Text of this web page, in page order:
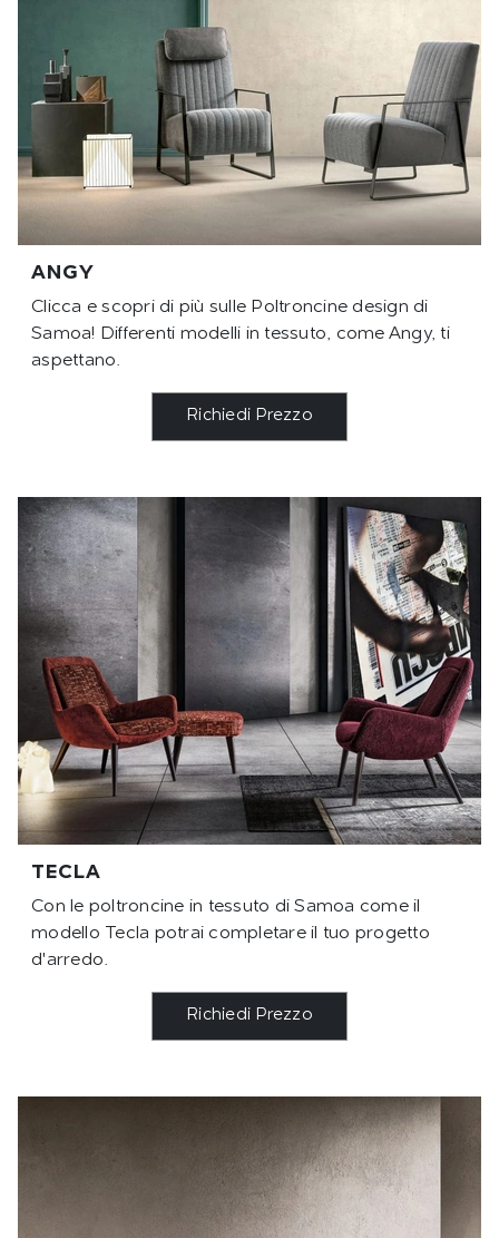
ANGY
Clicca e scopri di più sulle Poltroncine design di
Samoa! Differenti modelli in tessuto, come Angy, ti
aspettano.
Richiedi Prezzo
TECLA
Con le poltroncine in tessuto di Samoa come il
modello Tecla potrai completare il tuo progetto
d'arredo.
Richiedi Prezzo